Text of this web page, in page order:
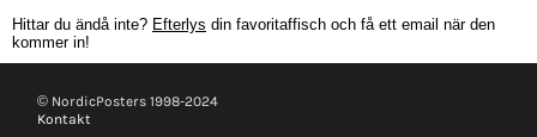
Hittar du ändå inte? Efterlys din favoritaffisch och få ett email när den
kommer in!
© NordicPosters 1998-2024
Kontakt